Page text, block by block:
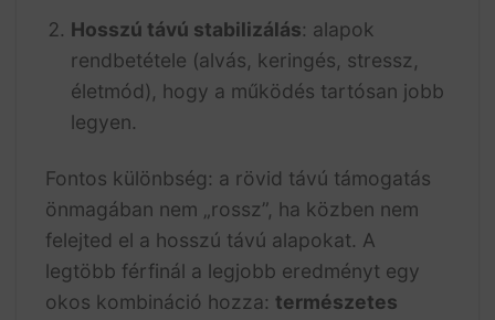
Hosszú távú stabilizálás: alapok
rendbetétele (alvás, keringés, stressz,
életmód), hogy a működés tartósan jobb
legyen.
Fontos különbség: a rövid távú támogatás
önmagában nem „rossz”, ha közben nem
felejted el a hosszú távú alapokat. A
legtöbb férfinál a legjobb eredményt egy
okos kombináció hozza:természetes